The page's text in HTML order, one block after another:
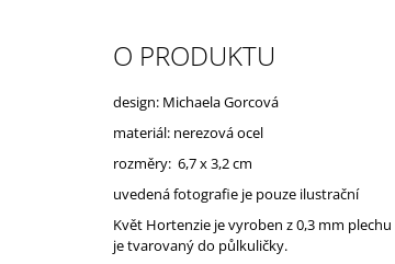
O PRODUKTU
design: Michaela Gorcová
materiál: nerezová ocel
rozměry: 6,7 x 3,2 cm
uvedená fotografie je pouze ilustrační
Květ Hortenzie je vyroben z 0,3 mm
je tvarovaný do půlkuličky.